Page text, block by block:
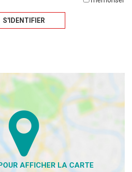
S'IDENTIFIER